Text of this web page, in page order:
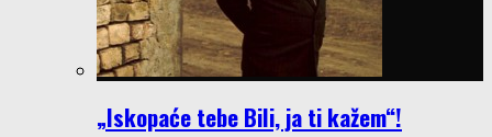
„Iskopaće tebe Bili, ja ti kažem“!